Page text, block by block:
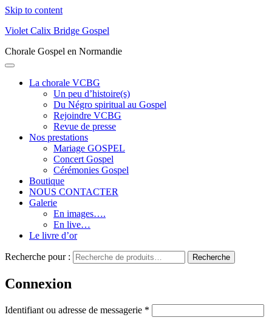
Skip to content
Violet Calix Bridge Gospel
Chorale Gospel en Normandie
La chorale VCBG
Un peu d’histoire(s)
Du Négro spiritual au Gospel
Rejoindre VCBG
Revue de presse
Nos prestations
Mariage GOSPEL
Concert Gospel
Cérémonies Gospel
Boutique
NOUS CONTACTER
Galerie
En images….
En live…
Le livre d’or
Recherche pour : Recherche
Connexion
Identifiant ou adresse de messagerie *